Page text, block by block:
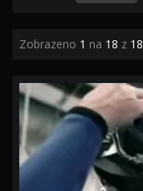
Zobrazeno 1 na 18 z 18